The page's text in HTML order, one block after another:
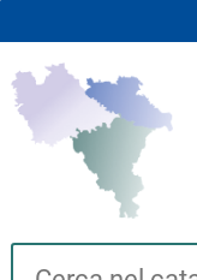
Cerca su "Catalogo"